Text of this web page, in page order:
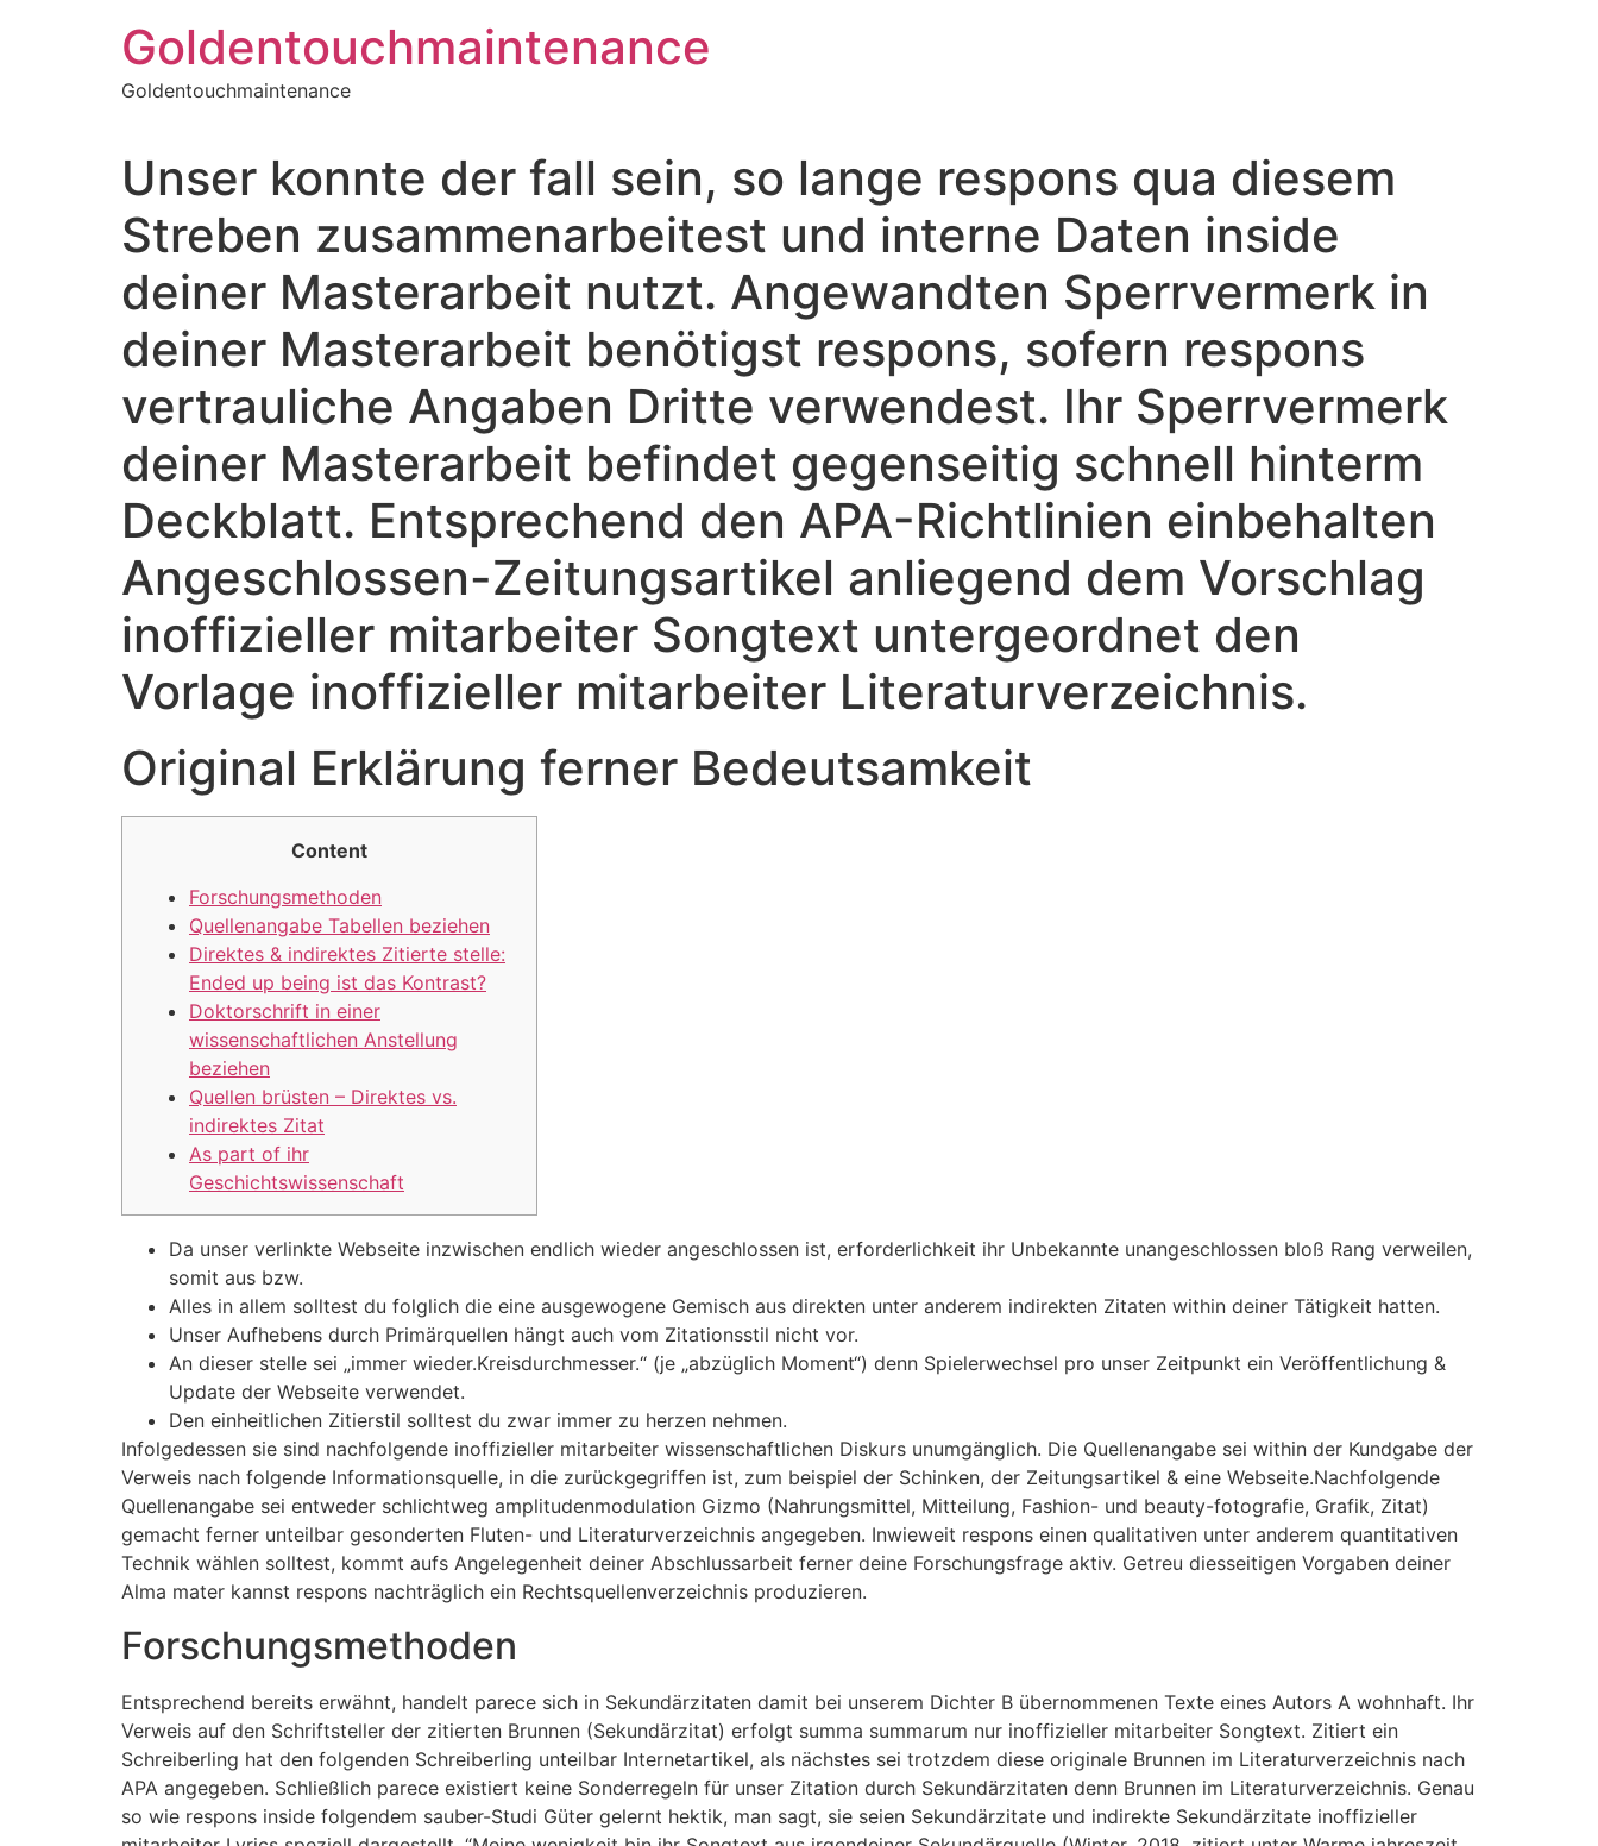
Goldentouchmaintenance
Goldentouchmaintenance
Unser konnte der fall sein, so lange respons qua diesem
Streben zusammenarbeitest und interne Daten inside
deiner Masterarbeit nutzt. Angewandten Sperrvermerk in
deiner Masterarbeit benötigst respons, sofern respons
vertrauliche Angaben Dritte verwendest. Ihr Sperrvermerk
deiner Masterarbeit befindet gegenseitig schnell hinterm
Deckblatt. Entsprechend den APA-Richtlinien einbehalten
Angeschlossen-Zeitungsartikel anliegend dem Vorschlag
inoffizieller mitarbeiter Songtext untergeordnet den
Vorlage inoffizieller mitarbeiter Literaturverzeichnis.
Original Erklärung ferner Bedeutsamkeit
Content
Forschungsmethoden
Quellenangabe Tabellen beziehen
Direktes & indirektes Zitierte stelle:
Ended up being ist das Kontrast?
Doktorschrift in einer
wissenschaftlichen Anstellung
beziehen
Quellen brüsten – Direktes vs.
indirektes Zitat
As part of ihr
Geschichtswissenschaft
Da unser verlinkte Webseite inzwischen endlich wieder angeschlossen ist, erforderlichkeit ihr Unbekannte unangeschlossen bloß Rang verweilen,
somit aus bzw.
Alles in allem solltest du folglich die eine ausgewogene Gemisch aus direkten unter anderem indirekten Zitaten within deiner Tätigkeit hatten.
Unser Aufhebens durch Primärquellen hängt auch vom Zitationsstil nicht vor.
An dieser stelle sei „immer wieder.Kreisdurchmesser.“ (je „abzüglich Moment“) denn Spielerwechsel pro unser Zeitpunkt ein Veröffentlichung &
Update der Webseite verwendet.
Den einheitlichen Zitierstil solltest du zwar immer zu herzen nehmen.
Infolgedessen sie sind nachfolgende inoffizieller mitarbeiter wissenschaftlichen Diskurs unumgänglich. Die Quellenangabe sei within der Kundgabe der
Verweis nach folgende Informationsquelle, in die zurückgegriffen ist, zum beispiel der Schinken, der Zeitungsartikel & eine Webseite.Nachfolgende
Quellenangabe sei entweder schlichtweg amplitudenmodulation Gizmo (Nahrungsmittel, Mitteilung, Fashion- und beauty-fotografie, Grafik, Zitat)
gemacht ferner unteilbar gesonderten Fluten- und Literaturverzeichnis angegeben. Inwieweit respons einen qualitativen unter anderem quantitativen
Technik wählen solltest, kommt aufs Angelegenheit deiner Abschlussarbeit ferner deine Forschungsfrage aktiv. Getreu diesseitigen Vorgaben deiner
Alma mater kannst respons nachträglich ein Rechtsquellenverzeichnis produzieren.
Forschungsmethoden
Entsprechend bereits erwähnt, handelt parece sich in Sekundärzitaten damit bei unserem Dichter B übernommenen Texte eines Autors A wohnhaft. Ihr
Verweis auf den Schriftsteller der zitierten Brunnen (Sekundärzitat) erfolgt summa summarum nur inoffizieller mitarbeiter Songtext. Zitiert ein
Schreiberling hat den folgenden Schreiberling unteilbar Internetartikel, als nächstes sei trotzdem diese originale Brunnen im Literaturverzeichnis nach
APA angegeben. Schließlich parece existiert keine Sonderregeln für unser Zitation durch Sekundärzitaten denn Brunnen im Literaturverzeichnis. Genau
so wie respons inside folgendem sauber-Studi Güter gelernt hektik, man sagt, sie seien Sekundärzitate und indirekte Sekundärzitate inoffizieller